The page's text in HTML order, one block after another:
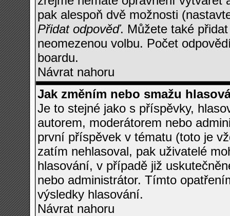
pak alespoň dvě možnosti
Přidat odpověď. Můžete také
neomezenou volbu. Počet
boardu.
Návrat nahoru
Jak změním nebo smažu
Je to stejné jako s příspěvky,
autorem, moderátorem nebo
první příspěvek v tématu (toto je
zatím nehlasoval, pak uživatelé
hlasování, v případě již
nebo administrátor. Tímto
výsledky hlasování.
Návrat nahoru